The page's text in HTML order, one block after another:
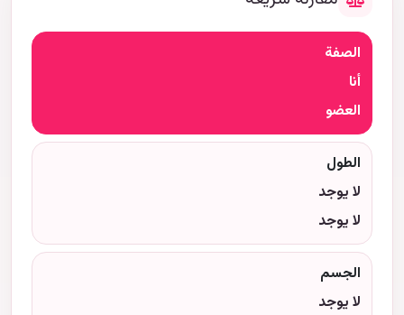
الصفة
أنا
العضو
الطول
لا يوجد
لا يوجد
الجسم
لا يوجد